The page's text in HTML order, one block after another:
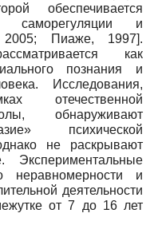
обеспечивается
саморегуляции и
; Пиаже, 1997].
как
познания и
Исследования,
отечественной
обнаруживают
психической
не раскрывают
Экспериментальные
неравномерности и
деятельности
от 7 до 16 лет